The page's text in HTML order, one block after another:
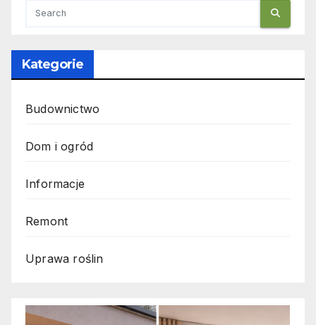
Kategorie
Budownictwo
Dom i ogród
Informacje
Remont
Uprawa roślin